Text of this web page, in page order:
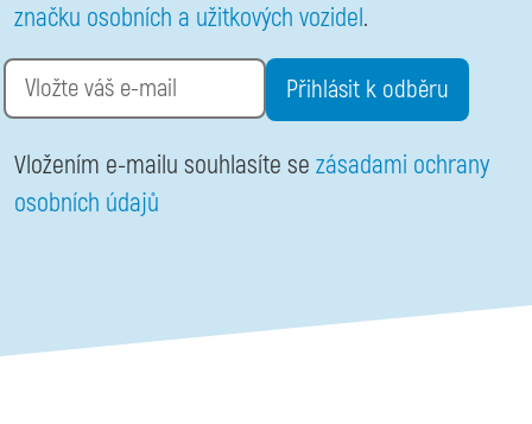
značku osobních a užitkových vozidel.
Email
Vložením e-mailu souhlasíte se zásadami ochrany
osobních údajů